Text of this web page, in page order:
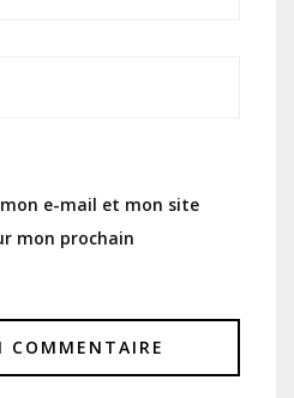
e-mail et mon site
mon prochain